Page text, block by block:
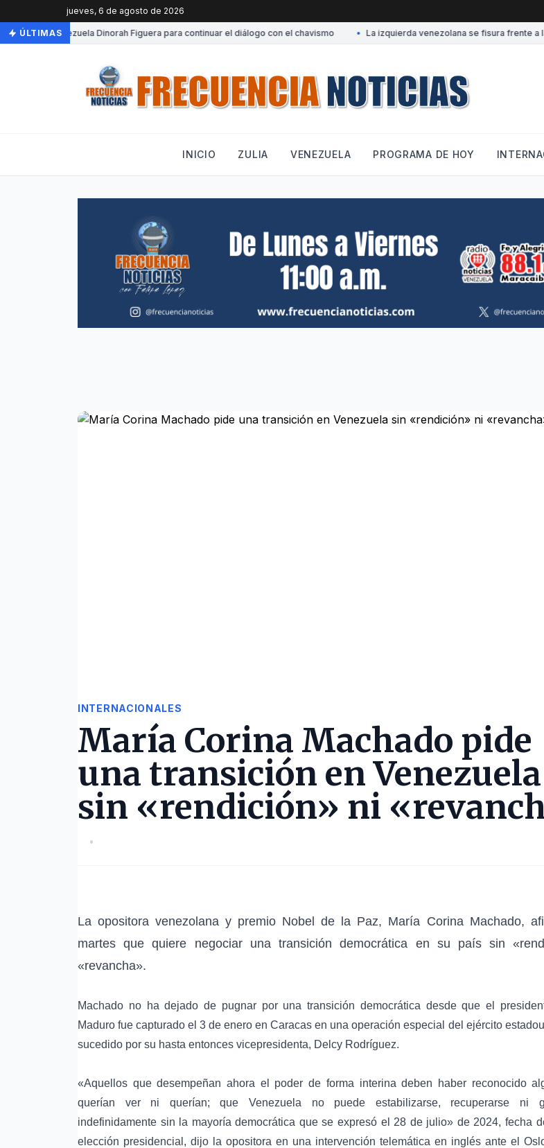
jueves, 6 de agosto de 2026
ÚLTIMAS
Llega a Venezuela Dinorah Figuera para continuar el diálogo con el chavismo La izquierda venezolana se fisura frente a la
INICIO ZULIA VENEZUELA PROGRAMA DE HOY
INTERNACIONALES
María Corina Machado pide
una transición en Venezuela
sin «rendición» ni
•
La opositora venezolana y premio Nobel de la Paz, María Corina Machado,
martes que quiere negociar unatransición democrática en su país sin
«revancha».
Machado no ha dejado de pugnar por una transición democrática desde que el
Maduro fue capturado el 3 de enero enCaracas en una operación especial del ejército
sucedido por su hasta entonces vicepresidenta, Delcy Rodríguez.
«Aquellos que desempeñan ahora el poder de forma interina deben haber reconocido
querían ver ni querían; que Venezuela no puede estabilizarse, recuperarse ni
indefinidamente sin la mayoría democrática que se expresó el 28 de julio» de 2024, fecha
elección presidencial , dijo la opositora en una intervención telemática en inglés ante el